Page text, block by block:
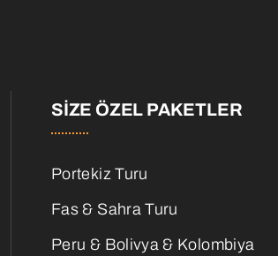
SIZE ÖZEL PAKETLER
Portekiz Turu
Fas & Sahra Turu
Peru & Bolivya & Kolombiya